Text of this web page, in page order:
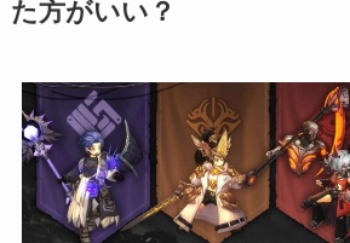
た方がいい？